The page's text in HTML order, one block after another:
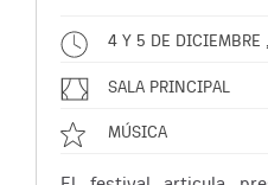
4 Y 5 DE DICIEMBRE
SALA PRINCIPAL
MÚSICA